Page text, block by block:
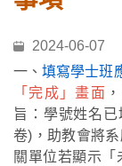
2024-06-07
一、填寫學士班
「完成」畫面
旨：學號姓名
卷)，助教會將
關單位若顯示